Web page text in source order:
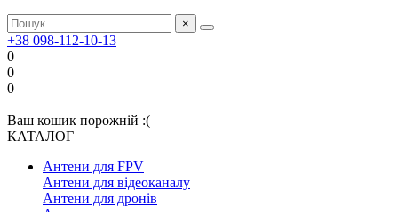
×
+38 098-112-10-13
0
0
0
Ваш кошик порожній :(
КАТАЛОГ
Антени для FPV
Антени для відеоканалу
Антени для дронів